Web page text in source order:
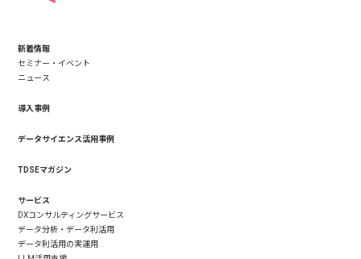
新着情報
セミナー・イベント
ニュース
導入事例
データサイエンス活用事例
TDSEマガジン
サービス
DXコンサルティングサービス
データ分析・データ利活用
データ利活用の実運用